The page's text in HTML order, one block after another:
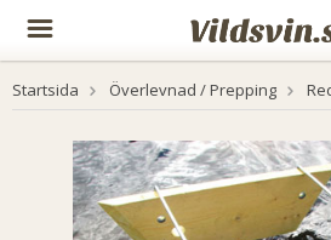
Startsida Överlevnad / Prepping